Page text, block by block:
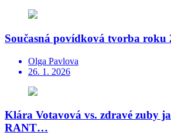
Současná povídková tvorba roku
Olga Pavlova
26. 1. 2026
Klára Votavová vs. zdravé zuby
RANT…